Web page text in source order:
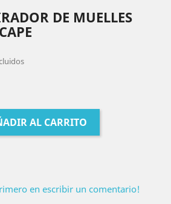
DE MUELLES
AL CARRITO
en escribir un comentario!